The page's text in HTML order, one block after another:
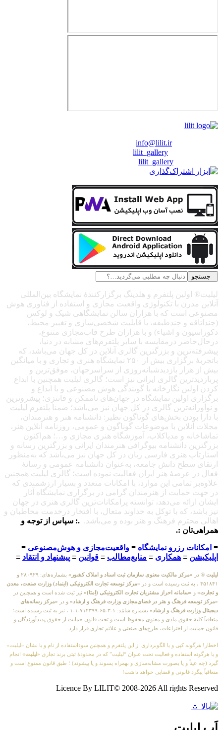
info@lilit.ir
lilit_gallery
lilit_gallery
جستجو
لیلیت® اولین پلتفرم و هلدینگ برگزارکنندهٔ نمایشگاه بین‌المللی
آنلاین مدرن با تکنولوژی واقعیت مجازی و استفاده از فناوری هوش
مصنوعی است که با هزاران سالن نمایشگاهی شیک و لوکس
(چنداتاقه و چندطبقه، با قابلیت شخصی‌سازی و تغییر محیط،
دکوراسیون و اشیاء) و با هزاران طرح قاب‌مجازی متنوع،
درحال‌حاضر درمقایسه با سایر پلتفرم‌های مشابه در دنیا،
پیشرفته‌ترین و بزرگترین گالری آنلاین در کل جهان می‌باشد، که
باتجربهٔ برگزاری بیش از ۲۵۰ نمایشگاه هنری و تجاری و با میانگین
بیش از هزار بازدیدشبانه‌روزی از سراسرجهان، موفق‌ترین و
پربازدیدترین گالری ایرانی نیز است؛ گالری لیلیت همچنین با ابداع
کردن اولین نگارخانه با گویندگی هوش مصنوعی و با ابداع و
برگزاری اولین نمایشگاه در جهان‌های ناممکن و فانتزی؛ پیشروترین
و نوآورانه‌ترین گالری در کل جهان نیز می‌باشد؛ ضمناً پلتفرم لیلیت
با دارا بودن بخش‌های گوناگون نظیر: دانشنامه هنر و هنرمندان،
مجلات آنلاین با موضوعات گوناگون و عمومی، روزنامه آنلاین هنر،
تماشاخانه و مدیاکلاب، آموزشگاه هنری مجازی و…؛ هم‌اکنون
بزرگترین دانشنامه بیوگرافی هنرمندان ایرانی و بزرگترین رسانه و
استارتاپ هنری فارسی زبان در کل جهان نیز می‌باشد که به‌منظور
ارتقای سطح دانش جامعه، به‌عنوان دانشنامه عمومی و رسانهٔ
فعال در عرصهٔ هنر ایران فعالیت نموده است؛ گالری لیلیت همچنین
علاوه‌بر تمامی این موارد، با امکانات متعدد و بسیار ارزشمندی که
در جهت حمایت از هنرمندان گرامی در برگزاری نمایشگاه آثار
ایشان ارائه می‌دهد، توانسته پرامکانات‌ترین گالری هنری در جهان
نیز باشد، که با توکل به خداوند متعال، با افتخار درخدمت مخاطبان و
اهالی محترم فرهنگ و هنر بوده و می‌باشد. .: سپاس از توجه و
همراهی‌تان :.
≡ امکانات رزرو نمایشگاه ≡ واقعیت‌مجازی و هوش‌مصنوعی ≡
اپلیکیشن ≡ همکاری ≡ منابع‌مطالب ≡ قوانین ≡ پیشنهاد و انتقاد ≡
لیلیت ® در «مرکز مالکیت معنوی سازمان ثبت اسناد و املاک کشور»
بشماره‌های: ۲۸۰۹۲۹ و
۴۵۱۸۴۱ ، به ثبت رسیده است و در
«مرکز توسعه تجارت الکترونیکی (اینماد) وزارت صنعت، معدن
و تجارت» و «سامانه احراز مشتریان تجارت الکترونیکی (اِمتا)» نیز ثبت شده است و همچنین در
«مرکز توسعه فرهنگ و هنر در فضای‌مجازی وزارت فرهنگ و ارشاد» و در «مرکز رسانه‌های
دیجیتال وزارت فرهنگ و ارشاد»
بشماره شامَد: ۱-۳-۶۵-۷۱۲۳۹۹-۱-۱ ، نیز به ثبت رسیده است؛
متعاقباً کلیهٔ حقوق مادی و معنوی محفوظ است و تحت قانون حمایت از حقوق پدیدآورندگان و
قانون حمایت از اختراعات، طرح‌های صنعتی و علائم تجاری قرار دارد.
اخطار! هرگونه کپی و یا الگوبرداری از این پلتفرم و همچنین سوءاستفاده از نام و یا نشان «لیلیت»
و یا هرگونه استفاده و فعالیت تحت عنوان “لیلیت” که در محدودهٔ ثبتی برند تجاری «لیلیت» انجام
گیرد (چه عیناً و یا بصورت مشابه‌سازی و بهمراه پسوند و یا پیشوند) ؛ طبق قانون ممنوع است و
متعاقباً پیگرد قانونی و قضایی خواهد داشت!
Licence By LILIT© 2008-2026 All rights Reserved